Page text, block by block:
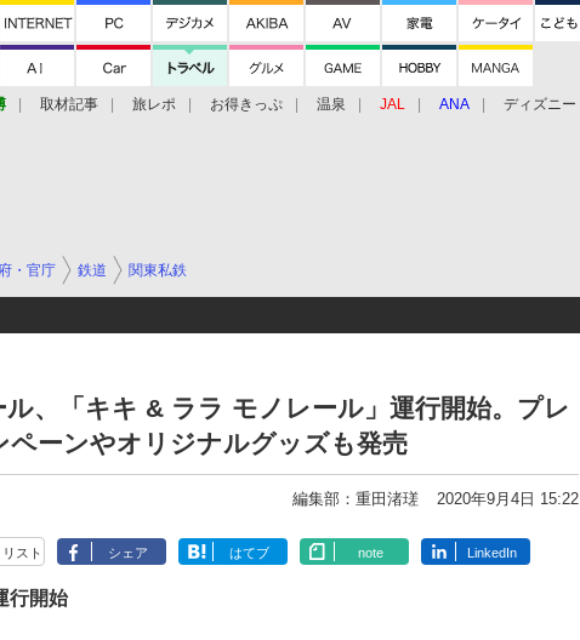
取材記事 旅レポ お得きっぷ 温泉 JAL ANA ディズニー
・官庁 鉄道 関東私鉄
、「キキ & ララ モノレール」運行開始。プレ
ペーンやオリジナルグッズも発売
編集部：重田渚瑳 2020年9月4日 15:22
リスト シェア はてブ note LinkedIn
行開始